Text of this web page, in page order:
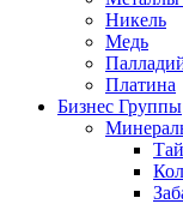
Никель
Медь
Платина
Бизнес Группы